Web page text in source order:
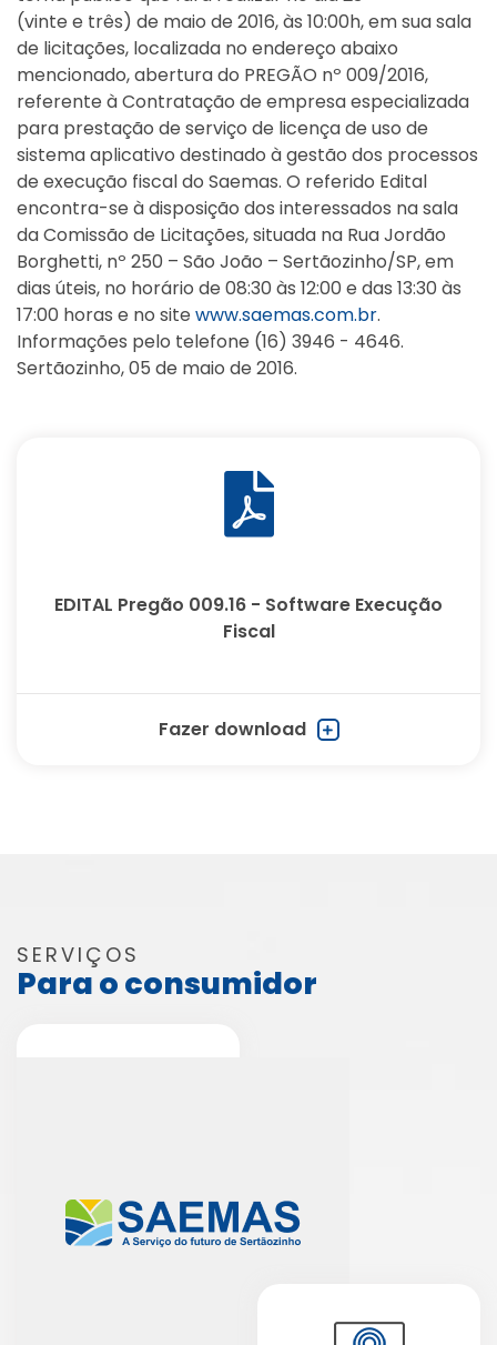
(vinte e três) de maio de 2016, às 10:00h, em sua sala
de licitações, localizada no endereço abaixo
mencionado, abertura do PREGÃO nº 009/2016,
referente à Contratação de empresa especializada
para prestação de serviço de licença de uso de
sistema aplicativo destinado à gestão dos processos
de execução fiscal do Saemas. O referido Edital
encontra-se à disposição dos interessados na sala
da Comissão de Licitações, situada na Rua Jordão
Borghetti, nº 250 – São João – Sertãozinho/SP, em
dias úteis, no horário de 08:30 às 12:00 e das 13:30 às
17:00 horas e no site www.saemas.com.br.
Informações pelo telefone (16) 3946 - 4646.
Sertãozinho, 05 de maio de 2016.
EDITAL Pregão 009.16 - Software Execução
Fiscal
Fazer download
SERVIÇOS
Para o consumidor